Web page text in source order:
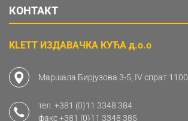
КОНТАКТ
KLETT ИЗДАВАЧКА КУЋА д.о.о
Маршала Бирјузова 3-5, IV спрат
тел. +381 (0)11 3348 384
факс+381 (0)11 3348 385